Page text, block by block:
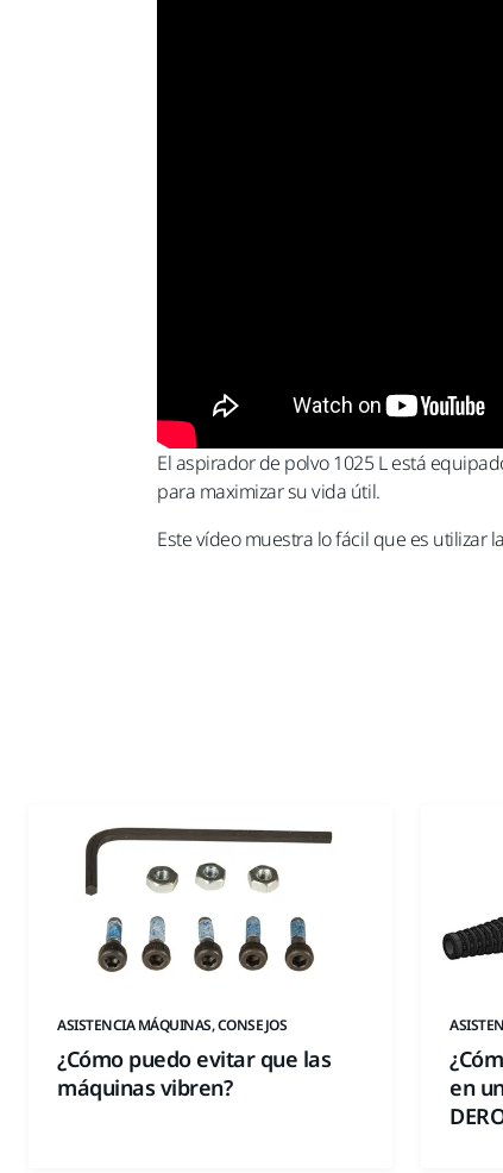
El aspirador de polvo 1025 L está
para maximizar su vida útil.
Este vídeo muestra lo fácil que es utilizar
ASISTENCIA MÁQUINAS, CONSEJOS
¿Cómo puedo evitar que las
máquinas vibren?
en